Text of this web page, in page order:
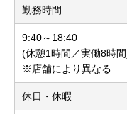
勤務時間
9:40～18:40
(休憩1時間／実働8時
※店舗により異なる
休日・休暇